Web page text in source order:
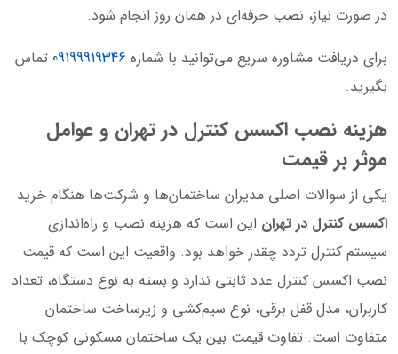
در صورت نیاز، نصب حرفه‌ای در همان روز انجام شود.
برای دریافت مشاوره سریع می‌توانید با شماره 09199919346 تماس
بگیرید.
هزینه نصب اکسس کنترل در تهران و عوامل
موثر بر قیمت
یکی از سوالات اصلی مدیران ساختمان‌ها و شرکت‌ها هنگام خرید
اکسس کنترل در تهران این است که هزینه نصب و راه‌اندازی
سیستم کنترل تردد چقدر خواهد بود. واقعیت این است که قیمت
نصب اکسس کنترل عدد ثابتی ندارد و بسته به نوع دستگاه، تعداد
کاربران، مدل قفل برقی، نوع سیم‌کشی و زیرساخت ساختمان
متفاوت است. تفاوت قیمت بین یک ساختمان مسکونی کوچک با